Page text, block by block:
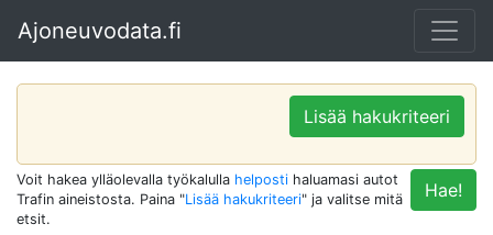
Ajoneuvodata.fi
Lisää hakukriteeri
Hae!
Voit hakea ylläolevalla työkalulla helposti haluamasi autot
Trafin aineistosta. Paina "Lisää hakukriteeri" ja valitse mitä
etsit.